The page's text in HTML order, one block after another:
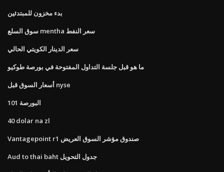
بدء مخزون للمبتدئين
سوق السلع mentha سعر النفط
سعر الدينار الكويتي الحالي
ما هو قبل جلسة التداول المفتوحة في بورصة طوكيو
أسعار السوق قبل nyse
101 البورصة
40 dolar na zl
Vantagepoint r1 صندوق مؤشر السوق العريض
Aud to thai baht جدول التحويل